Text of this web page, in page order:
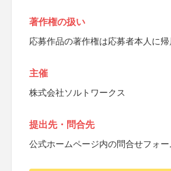
著作権の扱い
応募作品の著作権は応募者本人に帰
主催
株式会社ソルトワークス
提出先・問合先
公式ホームページ内の問合せフォー